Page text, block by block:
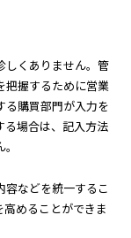
しくありません。管
把握するために営業
る購買部門が入力を
る場合は、記入方法
などを統一するこ
めることができま